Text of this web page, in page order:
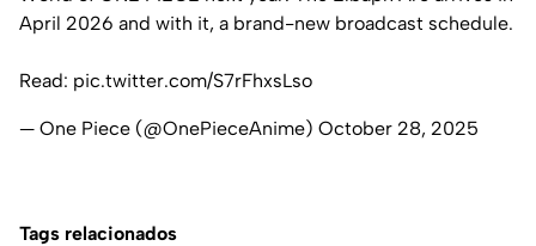
April 2026 and with it, a brand-new broadcast schedule.
Read: pic.twitter.com/S7rFhxsLso
— One Piece (@OnePieceAnime) October 28, 2025
Tags relacionados